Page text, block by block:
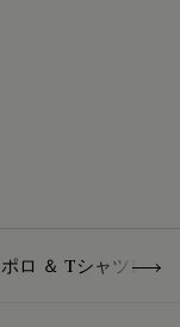
ポロ ＆ Tシャツ レザ